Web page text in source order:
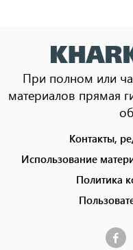
При полном или
материалов прямая
menu
Контакты,
Использование
Политика